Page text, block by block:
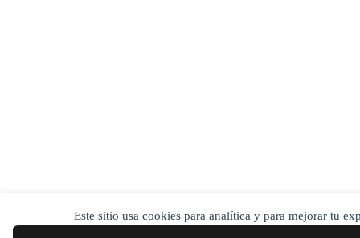
Este sitio usa cookies para analítica y para mejorar tu